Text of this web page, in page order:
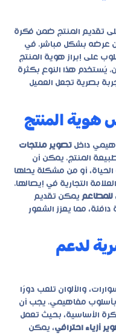
تقديم المنتج ضمن فكرة
من عرضه بشكل مباشر. في
على إبراز هوية المنتج
يُستخدم هذا النوع بكثرة
بصرية تجعل العميل
هوية المنتج
داخل تصوير منتجات
المنتج. يمكن أن
أو من مشكلة يحلها
التجارية في إيصالها.
للمطاعم يمكن تقديم
مما يعزز الشعور
لدعم
والألوان تلعب دورًا
بأسلوب مفاهيمي. يجب أن
الأساسية، بحيث تعمل
أزياء احترافي، يمكن